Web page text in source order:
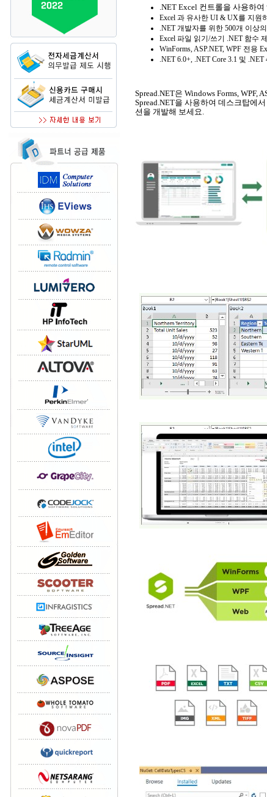
.NET Excel 컨트롤을 사용하
Excel 과 유사한 UI & UX를 지원
.NET 개발자를 위한 500개 이상
Excel 파일 읽기/쓰기 .NET 함수
WinForms, ASP.NET, WPF 전용
.NET 6.0+, .NET Core 3.1 및
Spread.NET은 Windows Forms, WPF,
Spread.NET을 사용하여 데스크탑에
션을 개발해 보세요.